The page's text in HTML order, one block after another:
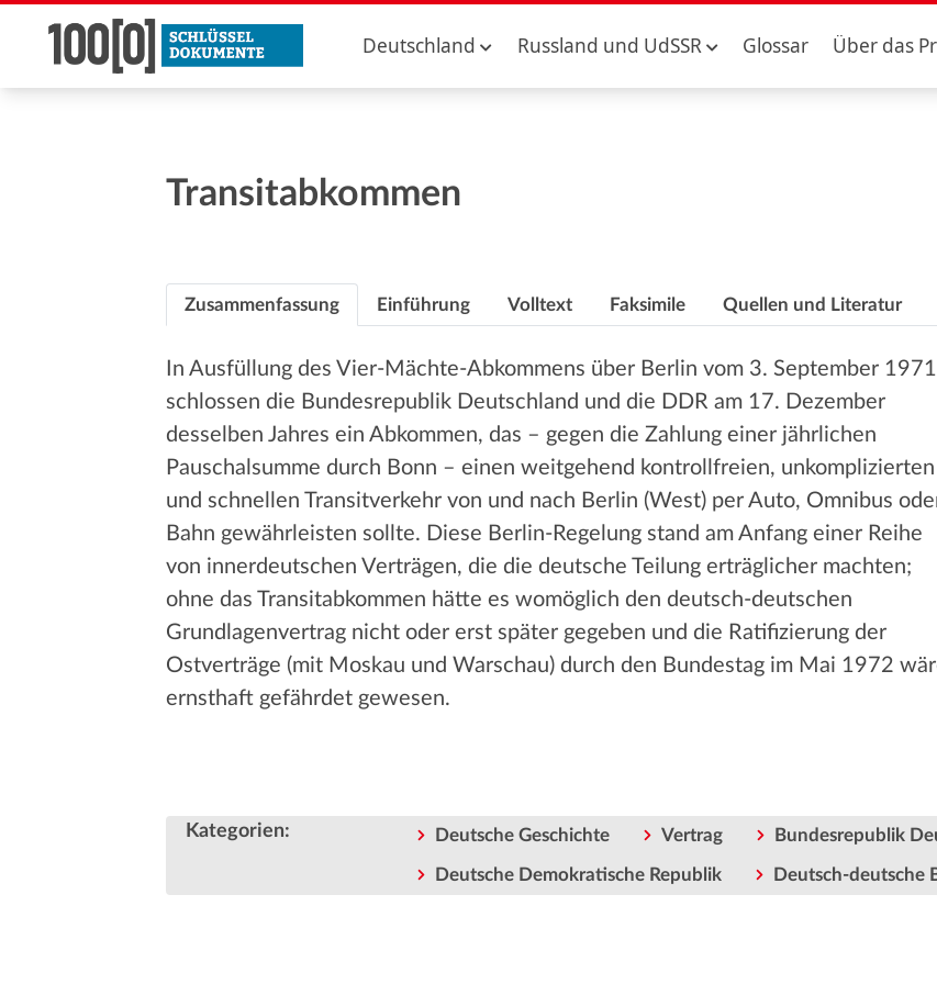
Deutschland Russland und UdSSR Glossar Über das
Transitabkommen
Zusammenfassung Einführung Volltext Faksimile Quellen und Literatur
In Ausfüllung des Vier-Mächte-Abkommens über Berlin vom 3. September 1971
schlossen die Bundesrepublik Deutschland und die DDR am 17. Dezember
desselben Jahres ein Abkommen, das – gegen die Zahlung einer jährlichen
Pauschalsumme durch Bonn – einen weitgehend kontrollfreien, unkomplizierten
und schnellen Transitverkehr von und nach Berlin (West) per Auto, Omnibus
Bahn gewährleisten sollte. Diese Berlin-Regelung stand am Anfang einer Reihe
von innerdeutschen Verträgen, die die deutsche Teilung erträglicher machten;
ohne das Transitabkommen hätte es womöglich den deutsch-deutschen
Grundlagenvertrag nicht oder erst später gegeben und die Ratifizierung der
Ostverträge (mit Moskau und Warschau) durch den Bundestag im Mai 1972
ernsthaft gefährdet gewesen.
Kategorien: Deutsche Geschichte Vertrag Bundesrepublik
Deutsche Demokratische Republik Deutsch-deutsche